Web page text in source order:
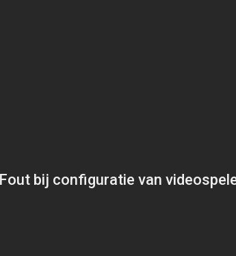
Fout bij configuratie van